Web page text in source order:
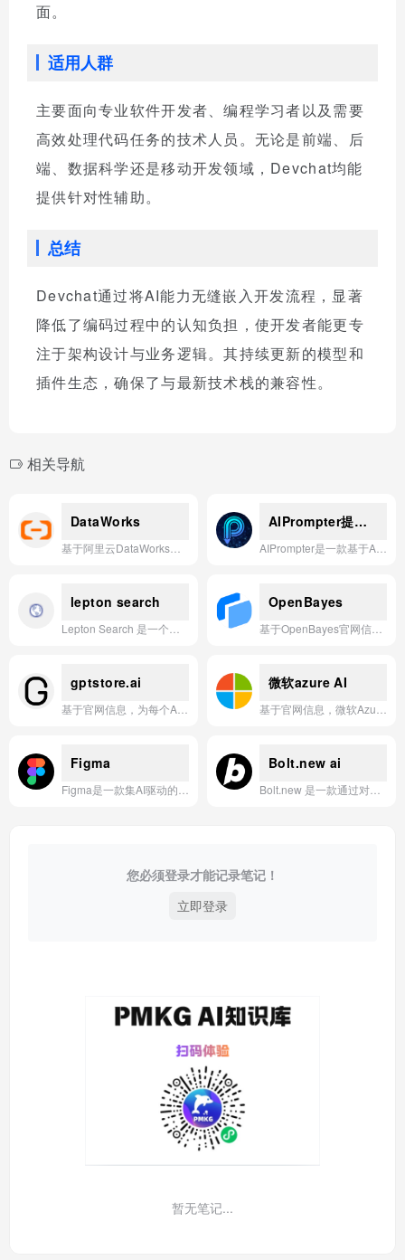
面。
适用人群
主要面向专业软件开发者、编程学习者以及需要
高效处理代码任务的技术人员。无论是前端、后
端、数据科学还是移动开发领域，Devchat均能
提供针对性辅助。
总结
Devchat通过将AI能力无缝嵌入开发流程，显著
降低了编码过程中的认知负担，使开发者能更专
注于架构设计与业务逻辑。其持续更新的模型和
插件生态，确保了与最新技术栈的兼容性。
相关导航
DataWorks AIPrompter提示词插件
lepton search OpenBayes
gptstore.ai 微软azure AI
Figma Bolt.new ai
您必须登录才能记录笔记！
立即登录
暂无笔记...